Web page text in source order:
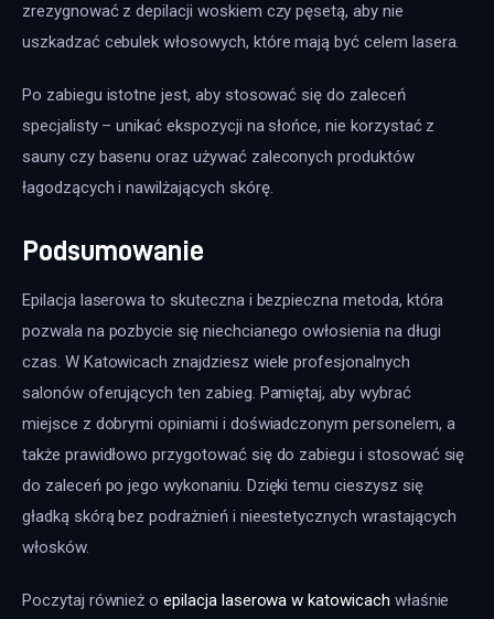
zrezygnować z depilacji woskiem czy pęsetą, aby nie
uszkadzać cebulek włosowych, które mają być celem lasera.
Po zabiegu istotne jest, aby stosować się do zaleceń
specjalisty – unikać ekspozycji na słońce, nie korzystać z
sauny czy basenu oraz używać zaleconych produktów
łagodzących i nawilżających skórę.
Podsumowanie
Epilacja laserowa to skuteczna i bezpieczna metoda, która
pozwala na pozbycie się niechcianego owłosienia na długi
czas. W Katowicach znajdziesz wiele profesjonalnych
salonów oferujących ten zabieg. Pamiętaj, aby wybrać
miejsce z dobrymi opiniami i doświadczonym personelem, a
także prawidłowo przygotować się do zabiegu i stosować się
do zaleceń po jego wykonaniu. Dzięki temu cieszysz się
gładką skórą bez podrażnień i nieestetycznych wrastających
włosków.
Poczytaj również o epilacja laserowa w katowicach właśnie